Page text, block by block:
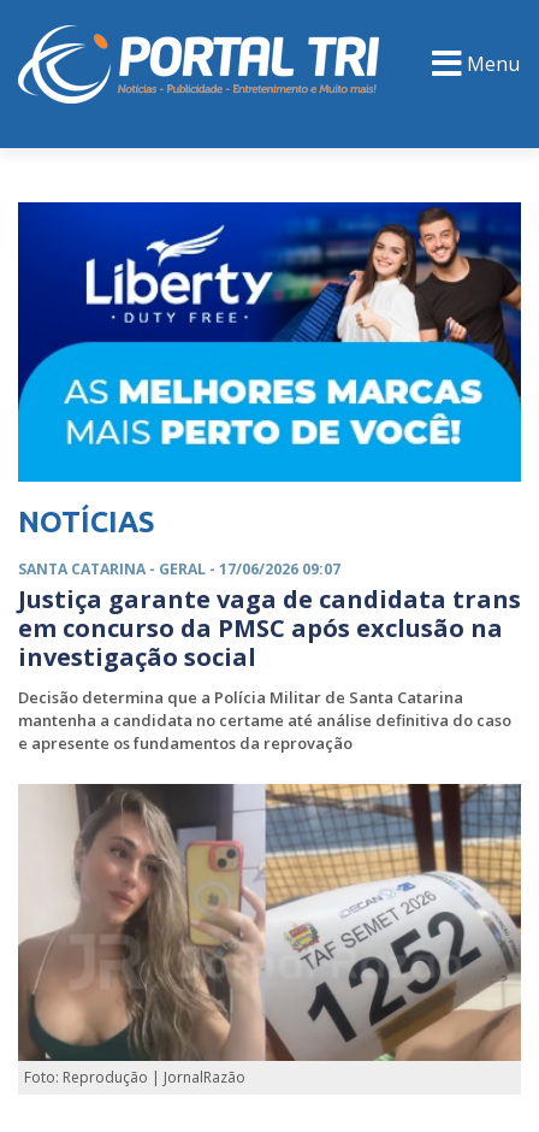
Menu
NOTÍCIAS
SANTA CATARINA - GERAL - 17/06/2026 09:07
Justiça garante vaga de candidata trans
em concurso da PMSC após exclusão na
investigação social
Decisão determina que a Polícia Militar de Santa Catarina
mantenha a candidata no certame até análise definitiva do caso
e apresente os fundamentos da reprovação
Foto: Reprodução | JornalRazão